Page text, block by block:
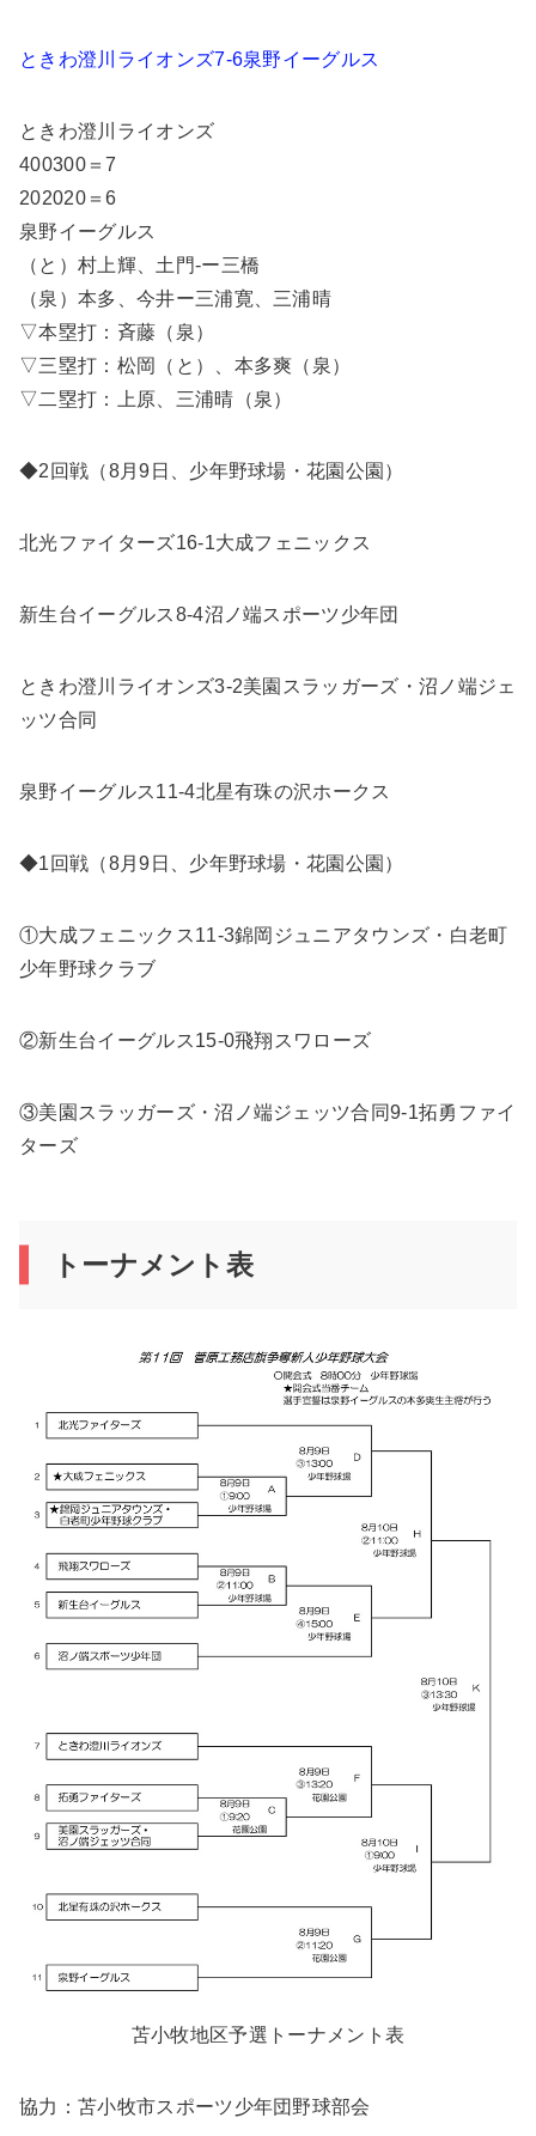
ときわ澄川ライオンズ7-6泉野イーグルス
ときわ澄川ライオンズ
400300＝7
202020＝6
泉野イーグルス
（と）村上輝、土門-ー三橋
（泉）本多、今井ー三浦寛、三浦晴
▽本塁打：斉藤（泉）
▽三塁打：松岡（と）、本多爽（泉）
▽二塁打：上原、三浦晴（泉）
◆2回戦（8月9日、少年野球場・花園公園）
北光ファイターズ16-1大成フェニックス
新生台イーグルス8-4沼ノ端スポーツ少年団
ときわ澄川ライオンズ3-2美園スラッガーズ・沼ノ端ジェ
ッツ合同
泉野イーグルス11-4北星有珠の沢ホークス
◆1回戦（8月9日、少年野球場・花園公園）
①大成フェニックス11-3錦岡ジュニアタウンズ・白老町
少年野球クラブ
②新生台イーグルス15-0飛翔スワローズ
③美園スラッガーズ・沼ノ端ジェッツ合同9-1拓勇ファイ
ターズ
トーナメント表
苫小牧地区予選トーナメント表
協力：苫小牧市スポーツ少年団野球部会